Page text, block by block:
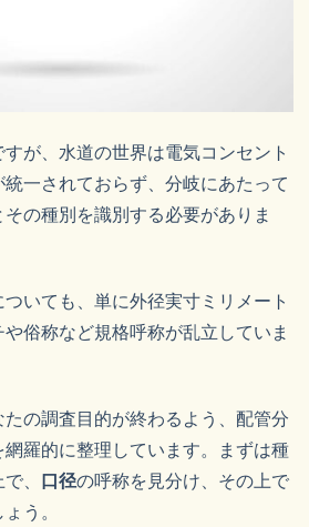
が、水道の世界は電気コンセント
一されておらず、分岐にあたって
その種別を識別する必要がありま
いても、単に外径実寸ミリメート
俗称など規格呼称が乱立していま
の調査目的が終わるよう、配管分
羅的に整理しています。まずは種
、
口径の呼称を見分け、その上で
う。